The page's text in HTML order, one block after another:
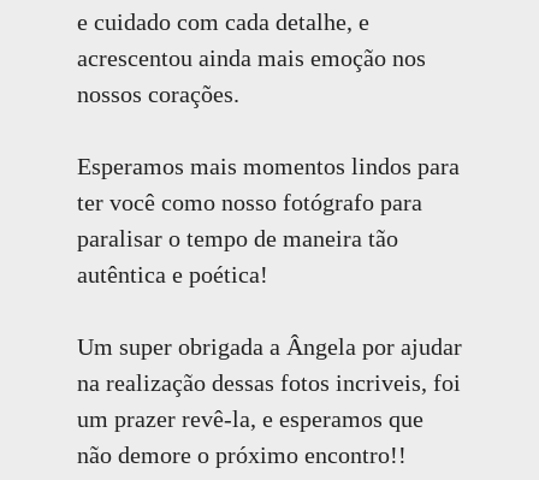
e cuidado com cada detalhe, e
acrescentou ainda mais emoção nos
nossos corações.
Esperamos mais momentos lindos para
ter você como nosso fotógrafo para
paralisar o tempo de maneira tão
autêntica e poética!
Um super obrigada a Ângela por ajudar
na realização dessas fotos incriveis, foi
um prazer revê-la, e esperamos que
não demore o próximo encontro!!